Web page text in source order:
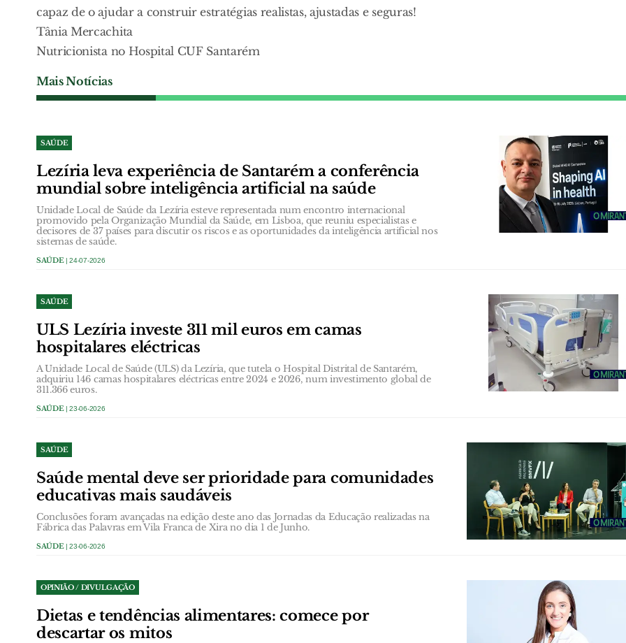
capaz de o ajudar a construir estratégias realistas, ajustadas e seguras!
Tânia Mercachita
Nutricionista no Hospital CUF Santarém
Mais Notícias
SAÚDE
Lezíria leva experiência de Santarém a conferência
mundial sobre inteligência artificial na saúde
Unidade Local de Saúde da Lezíria esteve representada num encontro internacional
promovido pela Organização Mundial da Saúde, em Lisboa, que reuniu especialistas e
decisores de 37 países para discutir os riscos e as oportunidades da inteligência artificial nos
sistemas de saúde.
SAÚDE| 24-07-2026
SAÚDE
ULS Lezíria investe 311 mil euros em camas
hospitalares eléctricas
A Unidade Local de Saúde (ULS) da Lezíria, que tutela o Hospital Distrital de Santarém,
adquiriu 146 camas hospitalares eléctricas entre 2024 e 2026, num investimento global de
311.366 euros.
SAÚDE| 23-06-2026
SAÚDE
Saúde mental deve ser prioridade para comunidades
educativas mais saudáveis
Conclusões foram avançadas na edição deste ano das Jornadas da Educação realizadas na
Fábrica das Palavras em Vila Franca de Xira no dia 1 de Junho.
SAÚDE| 23-06-2026
OPINIÃO / DIVULGAÇÃO
Dietas e tendências alimentares: comece por
descartar os mitos